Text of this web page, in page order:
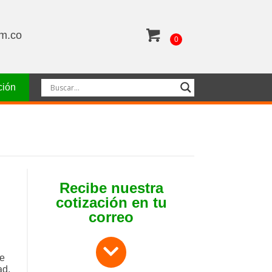
0
Recibe nuestra
cotización en tu
correo